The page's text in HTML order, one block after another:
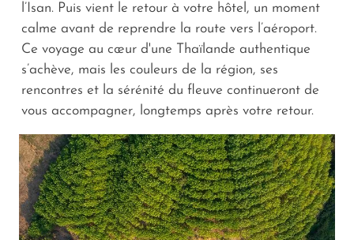
l’Isan. Puis vient le retour à votre hôtel, un moment
calme avant de reprendre la route vers l’aéroport.
Ce voyage au cœur d'une Thaïlande authentique
s’achève, mais les couleurs de la région, ses
rencontres et la sérénité du fleuve continueront de
vous accompagner, longtemps après votre retour.